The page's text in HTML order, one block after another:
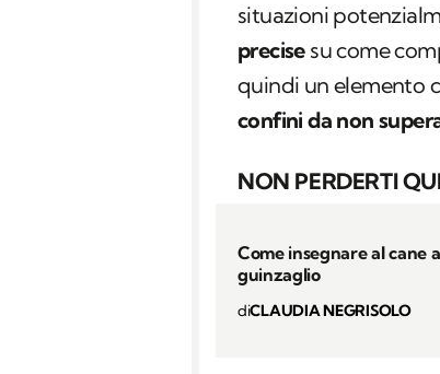
situazioni
precisesu come
quindi un elemento
confini da non
NON PERDERTI
Come insegnare al cane
guinzaglio
diCLAUDIA NEGRISOLO